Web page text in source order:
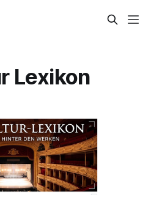
Lexikon